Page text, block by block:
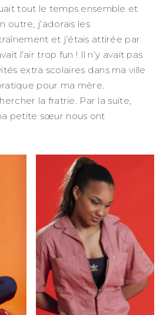
tout le temps ensemble et
outre, j’adorais les
et j’étais attirée par
l’air trop fun ! Il n’y avait pas
extra scolaires dans ma ville
pour ma mère.
la fratrie. Par la suite,
petite sœur nous ont